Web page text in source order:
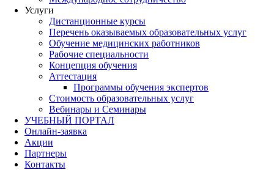
Услуги
Дистанционные курсы
Перечень оказываемых образовательных услуг
Обучение медицинских работников
Рабочие специальности
Концепция обучения
Аттестация
Программы обучения экспертов
Стоимость образовательных услуг
Вебинары и Семинары
УЧЕБНЫЙ ПОРТАЛ
Онлайн-заявка
Акции
Партнеры
Контакты